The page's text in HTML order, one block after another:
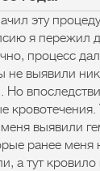
эту
я пережил
процесс
не выявили
Но
кровотечения.
меня выявили
ранее меня
а тут